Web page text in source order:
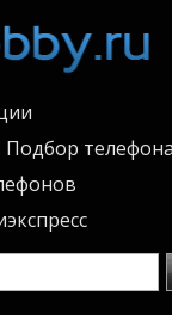
Подбор